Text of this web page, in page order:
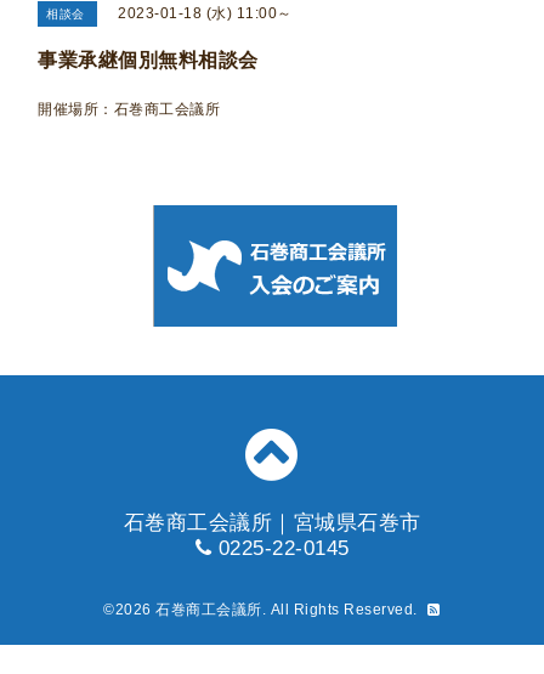
相談会 2023-01-18 (水) 11:00～
事業承継個別無料相談会
開催場所：石巻商工会議所
石巻商工会議所｜宮城県石巻市
0225-22-0145
©2026石巻商工会議所. All Rights Reserved.